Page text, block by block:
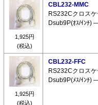
1,925円
(税込)
CBL232-MMC
RS232Cクロス
Dsub9P(ｵｽ/ｲﾝﾁ)
1,925円
(税込)
CBL232-FFC
RS232Cクロス
Dsub9P(ﾒｽ/ｲﾝﾁ)